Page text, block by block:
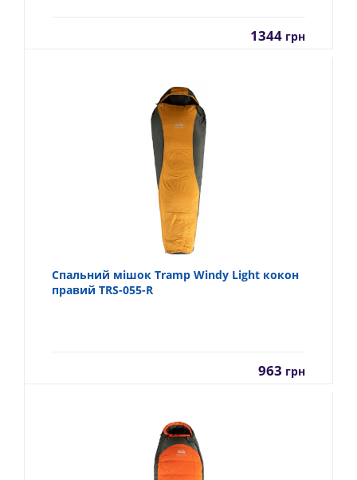
1344 грн
Спальний мішок Tramp Windy Light кокон
правий TRS-055-R
963 грн